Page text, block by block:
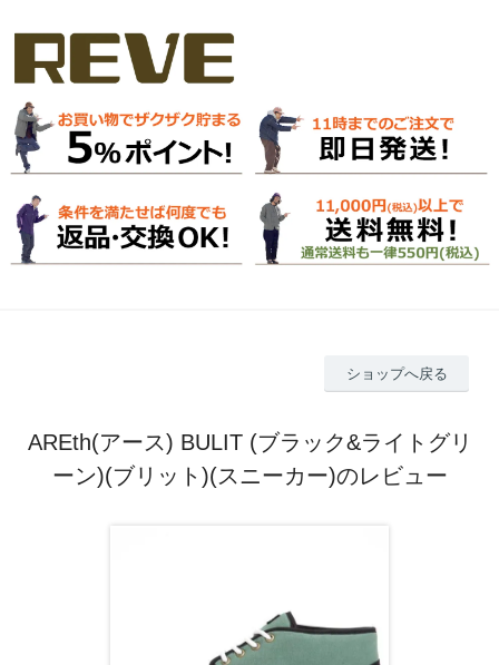
ショップへ戻る
AREth(アース) BULIT (ブラック&ライトグリ
ーン)(ブリット)(スニーカー)のレビュー